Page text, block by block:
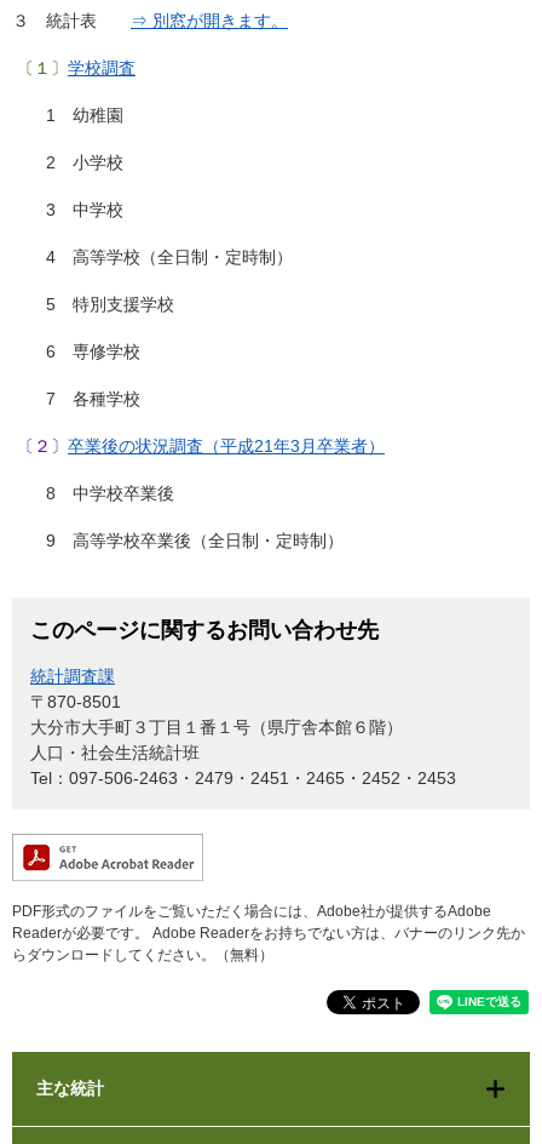
３ 統計表 ⇒ 別窓が開きます。
〔１〕 学校調査
1 幼稚園
2 小学校
3 中学校
4 高等学校（全日制・定時制）
5 特別支援学校
6 専修学校
7 各種学校
〔２〕 卒業後の状況調査（平成21年3月卒業者）
8 中学校卒業後
9 高等学校卒業後（全日制・定時制）
このページに関するお問い合わせ先
統計調査課
〒870-8501
大分市大手町３丁目１番１号（県庁舎本館６階）
人口・社会生活統計班
Tel：097-506-2463・2479・2451・2465・2452・2453
PDF形式のファイルをご覧いただく場合には、Adobe社が提供するAdobe
Readerが必要です。
Adobe Readerをお持ちでない方は、バナーのリンク先か
らダウンロードしてください。（無料）
主な統計